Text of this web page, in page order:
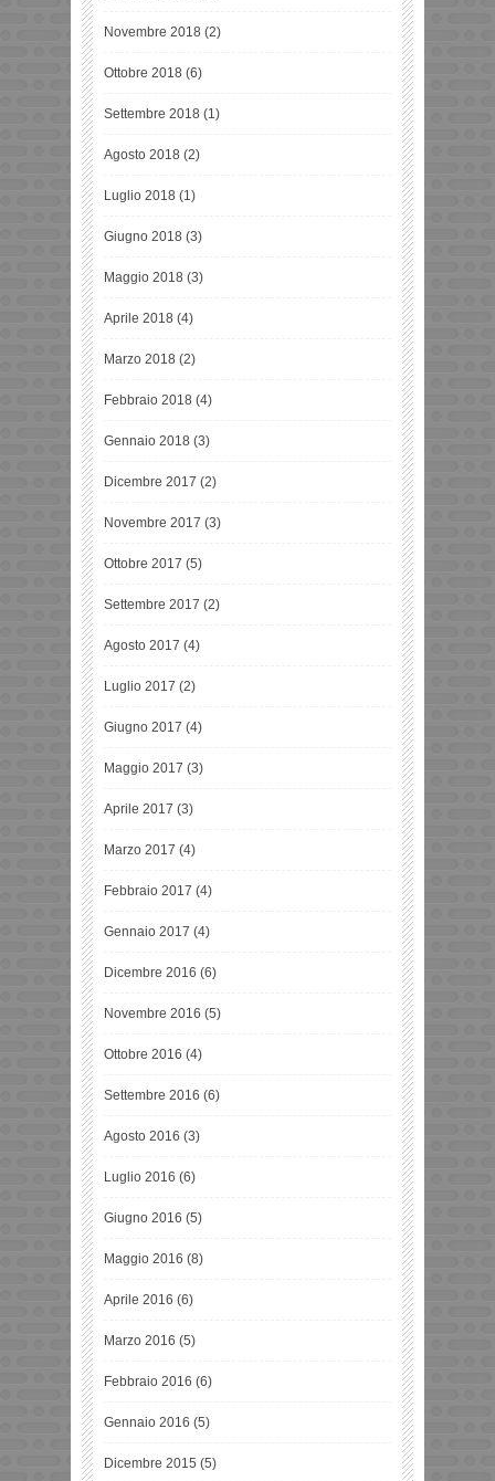
Novembre 2018 (2)
Ottobre 2018 (6)
Settembre 2018 (1)
Agosto 2018 (2)
Luglio 2018 (1)
Giugno 2018 (3)
Maggio 2018 (3)
Aprile 2018 (4)
Marzo 2018 (2)
Febbraio 2018 (4)
Gennaio 2018 (3)
Dicembre 2017 (2)
Novembre 2017 (3)
Ottobre 2017 (5)
Settembre 2017 (2)
Agosto 2017 (4)
Luglio 2017 (2)
Giugno 2017 (4)
Maggio 2017 (3)
Aprile 2017 (3)
Marzo 2017 (4)
Febbraio 2017 (4)
Gennaio 2017 (4)
Dicembre 2016 (6)
Novembre 2016 (5)
Ottobre 2016 (4)
Settembre 2016 (6)
Agosto 2016 (3)
Luglio 2016 (6)
Giugno 2016 (5)
Maggio 2016 (8)
Aprile 2016 (6)
Marzo 2016 (5)
Febbraio 2016 (6)
Gennaio 2016 (5)
Dicembre 2015 (5)